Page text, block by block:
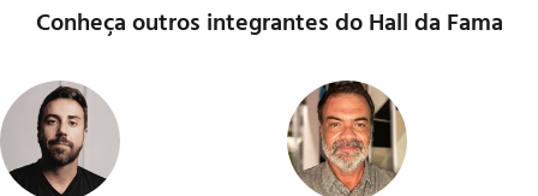
Conheça outros integrantes do Hall da Fama